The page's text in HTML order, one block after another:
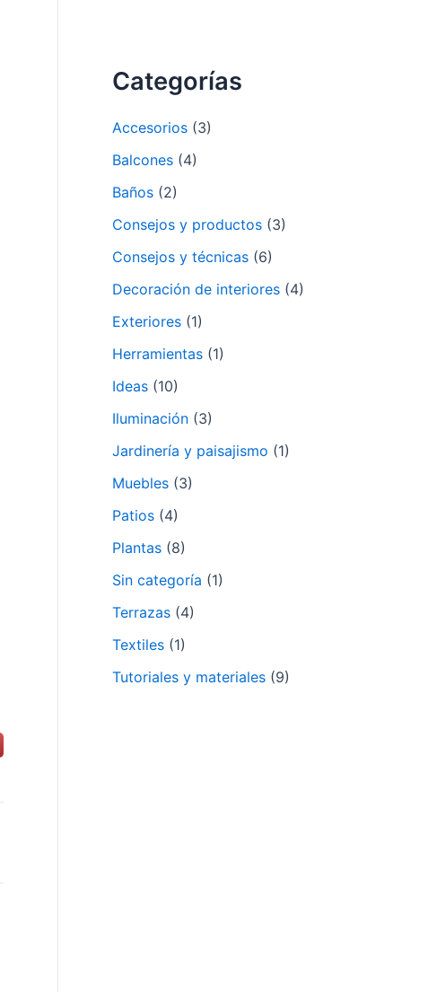
Categorías
Accesorios (3)
Balcones (4)
Baños (2)
Consejos y productos (3)
Consejos y técnicas (6)
Decoración de interiores (4)
Exteriores (1)
Herramientas (1)
Ideas (10)
Iluminación (3)
Jardinería y paisajismo (1)
Muebles (3)
Patios (4)
Plantas (8)
Sin categoría (1)
Terrazas (4)
Textiles (1)
Tutoriales y materiales (9)